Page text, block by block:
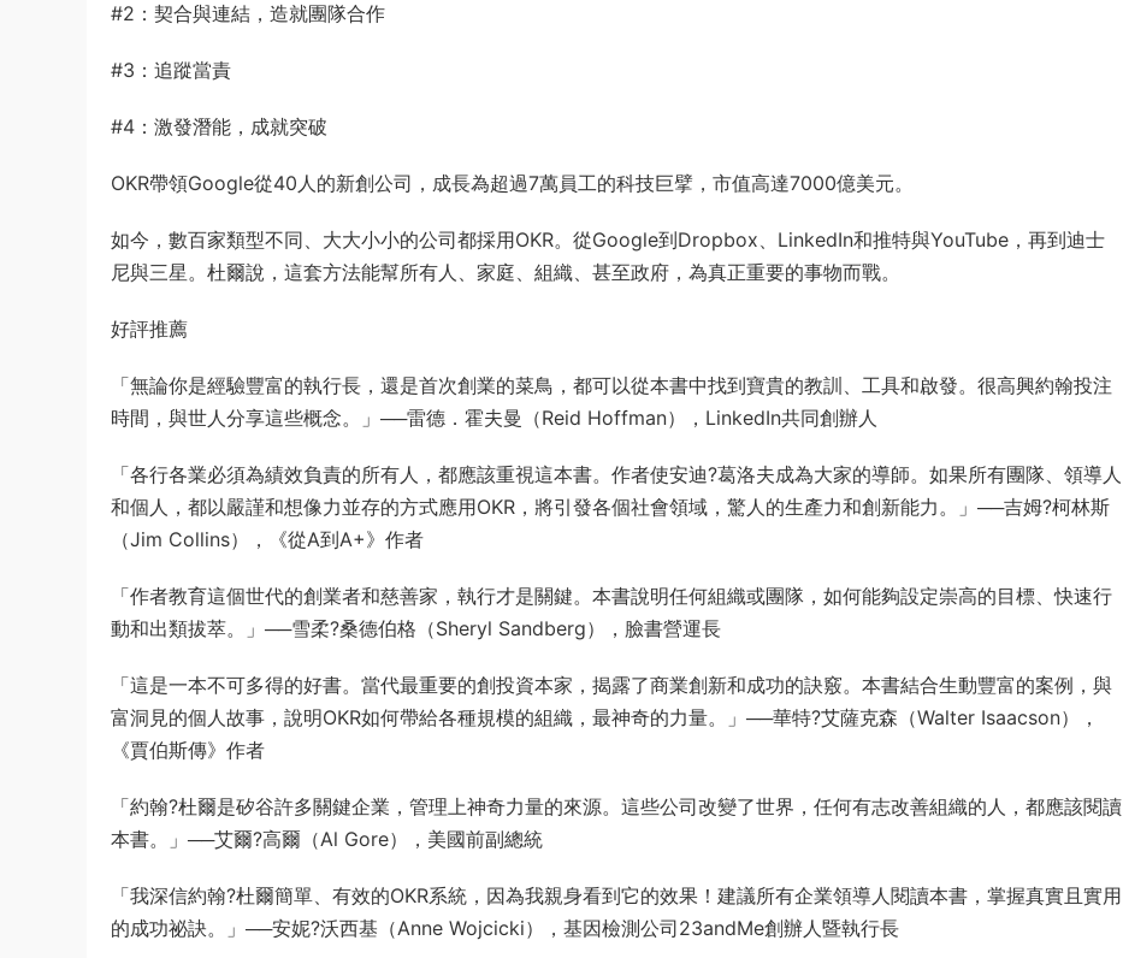
#2：契合與連結，造就團隊合作
#3：追蹤當責
#4：激發潛能，成就突破
OKR帶領Google從40人的新創公司，成長為超過7萬員工的科技巨擘，市值高達7000億美元。
如今，數百家類型不同、大大小小的公司都採用OKR。從Google到Dropbox、LinkedIn和推特與YouTube，再到迪士
尼與三星。杜爾說，這套方法能幫所有人、家庭、組織、甚至政府，為真正重要的事物而戰。
好評推薦
「無論你是經驗豐富的執行長，還是首次創業的菜鳥，都可以從本書中找到寶貴的教訓、工具和啟發。很高興約翰投注
時間，與世人分享這些概念。」──雷德．霍夫曼（Reid Hoffman），LinkedIn共同創辦人
「各行各業必須為績效負責的所有人，都應該重視這本書。作者使安迪?葛洛夫成為大家的導師。如果所有團隊、領導人
和個人，都以嚴謹和想像力並存的方式應用OKR，將引發各個社會領域，驚人的生產力和創新能力。」──吉姆?柯林斯
（Jim Collins），《從A到A+》作者
「作者教育這個世代的創業者和慈善家，執行才是關鍵。本書說明任何組織或團隊，如何能夠設定崇高的目標、快速行
動和出類拔萃。」──雪柔?桑德伯格（Sheryl Sandberg），臉書營運長
「這是一本不可多得的好書。當代最重要的創投資本家，揭露了商業創新和成功的訣竅。本書結合生動豐富的案例，與
富洞見的個人故事，說明OKR如何帶給各種規模的組織，最神奇的力量。」──華特?艾薩克森（Walter Isaacson），
《賈伯斯傳》作者
「約翰?杜爾是矽谷許多關鍵企業，管理上神奇力量的來源。這些公司改變了世界，任何有志改善組織的人，都應該閱讀
本書。」──艾爾?高爾（Al Gore），美國前副總統
「我深信約翰?杜爾簡單、有效的OKR系統，因為我親身看到它的效果！建議所有企業領導人閱讀本書，掌握真實且實用
的成功祕訣。」──安妮?沃西基（Anne Wojcicki），基因檢測公司23andMe創辦人暨執行長